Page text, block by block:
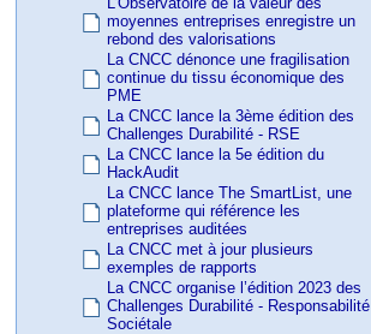
moyennes entreprises enregistre un
rebond des valorisations
La CNCC dénonce une fragilisation
continue du tissu économique des
PME
La CNCC lance la 3ème édition des
Challenges Durabilité - RSE
La CNCC lance la 5e édition du
HackAudit
La CNCC lance The SmartList, une
plateforme qui référence les
entreprises auditées
La CNCC met à jour plusieurs
exemples de rapports
La CNCC organise l’édition 2023 des
Challenges Durabilité - Responsabilité
Sociétale